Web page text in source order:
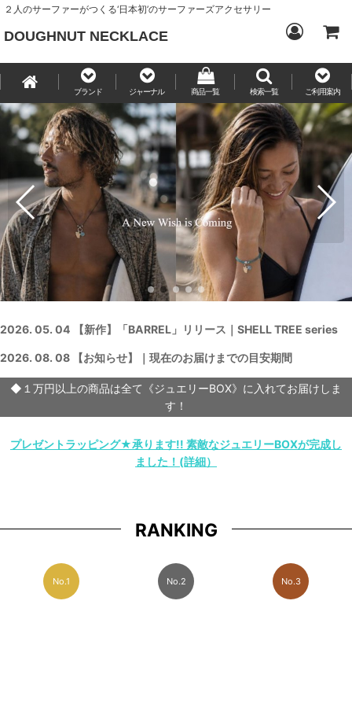
２人のサーファーがつくる‘日本初’のサーファーズアクセサリー
DOUGHNUT NECKLACE
ブランド ジャーナル 商品一覧 検索一覧 ご利用案内
2026. 05. 04 【新作】「BARREL」リリース｜SHELL TREE series
2026. 08. 08 【お知らせ】｜現在のお届けまでの目安期間
◆１万円以上の商品は全て《ジュエリーBOX》に入れてお届けしま
す！
プレゼントラッピング★承ります!! 素敵なジュエリーBOXが完成し
ました！(詳細）
RANKING
No.1 No.2 No.3